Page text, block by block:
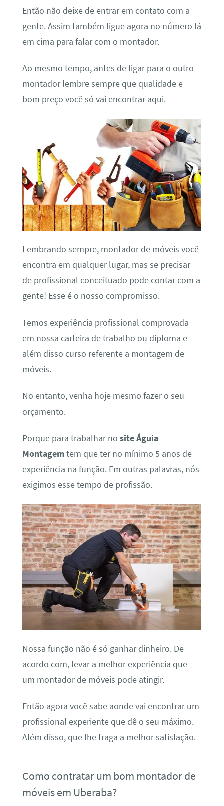
Então não deixe de entrar em contato com a
gente. Assim também ligue agora no número lá
em cima para falar com o montador.
Ao mesmo tempo, antes de ligar para o outro
montador lembre sempre que qualidade e
bom preço você só vai encontrar aqui.
Lembrando sempre, montador de móveis você
encontra em qualquer lugar, mas se precisar
de profissional conceituado pode contar com a
gente! Esse é o nosso compromisso.
Temos experiência profissional comprovada
em nossa carteira de trabalho ou diploma e
além disso curso referente a montagem de
móveis.
No entanto, venha hoje mesmo fazer o seu
orçamento.
Porque para trabalhar no site Águia
Montagemtem que ter no mínimo 5 anos de
experiência na função. Em outras palavras, nós
exigimos esse tempo de profissão.
Nossa função não é só ganhar dinheiro. De
acordo com, levar a melhor experiência que
um montador de móveis pode atingir.
Então agora você sabe aonde vai encontrar um
profissional experiente que dê o seu máximo.
Além disso, que lhe traga a melhor satisfação.
Como contratar um bom montador de
móveis em Uberaba?